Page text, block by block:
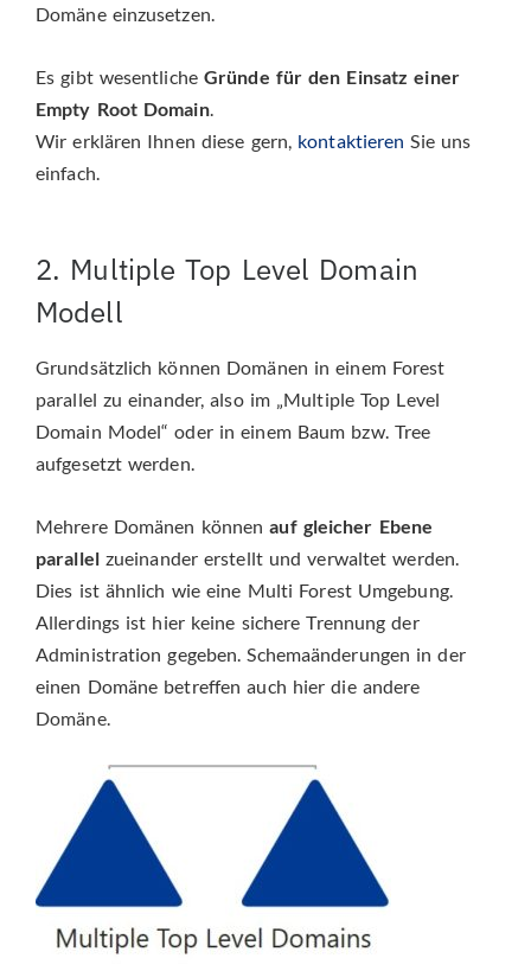
Domäne einzusetzen.
Es gibt wesentliche Gründe für den Einsatz einer
Empty Root Domain.
Wir erklären Ihnen diese gern, kontaktieren Sie uns
einfach.
2. Multiple Top Level Domain
Modell
Grundsätzlich können Domänen in einem Forest
parallel zu einander, also im „Multiple Top Level
Domain Model“ oder in einem Baum bzw. Tree
aufgesetzt werden.
Mehrere Domänen könnenauf gleicher Ebene
parallelzueinander erstellt und verwaltet werden.
Dies ist ähnlich wie eine Multi Forest Umgebung.
Allerdings ist hier keine sichere Trennung der
Administration gegeben. Schemaänderungen in der
einen Domäne betreffen auch hier die andere
Domäne.